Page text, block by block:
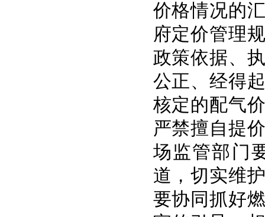
价格情况的
府定价管理
政策依据、
公正、经得
核定的配气
严禁擅自提
场监管部门
道，切实维
要协同抓好